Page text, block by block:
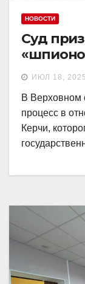
НОВОСТИ
Суд
ИЮЛ 18, 2025
В Верховном
процесс в
Керчи,